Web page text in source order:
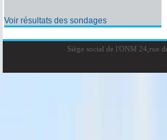
Voir résultats des sondages
Siège social de l'ONM 24,rue